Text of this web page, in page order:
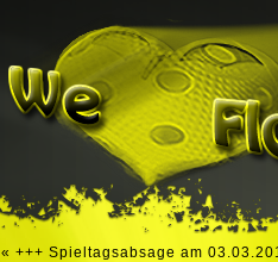
« +++ Spieltagsabsage am